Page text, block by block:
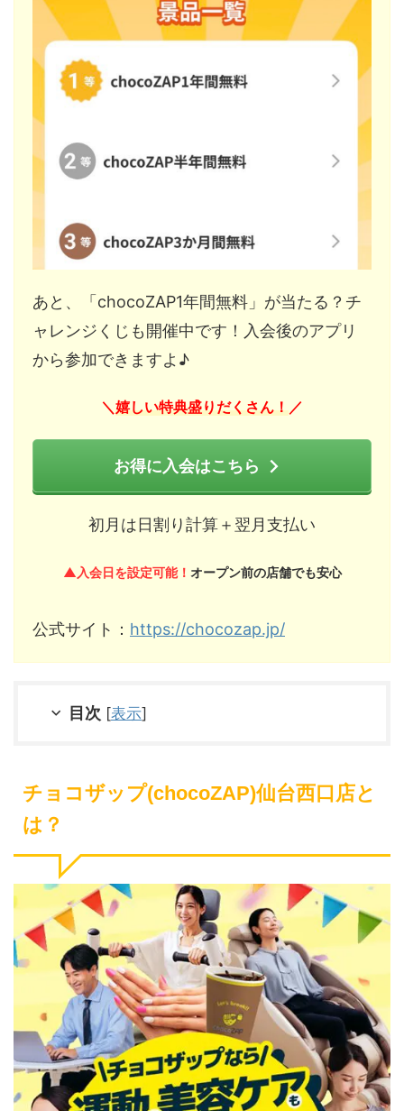
あと、「chocoZAP1年間無料」が当たる？チ
ャレンジくじも開催中です！入会後のアプリ
から参加できますよ♪
＼ 嬉しい特典盛りだくさん！ ／
お得に入会はこちら
初月は日割り計算＋翌月支払い
▲入会日を設定可能！ オープン前の店舗でも安心
公式サイト： https://chocozap.jp/
目次 [表示]
チョコザップ(chocoZAP)仙台西口店と
は？